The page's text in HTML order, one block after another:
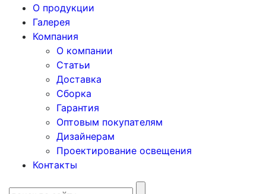
О продукции
Галерея
Компания
О компании
Статьи
Доставка
Сборка
Гарантия
Оптовым покупателям
Дизайнерам
Проектирование освещения
Контакты